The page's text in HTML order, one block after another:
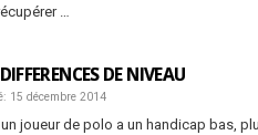
…
DE NIVEAU
15 décembre 2014
joueur de polo a un handicap bas,